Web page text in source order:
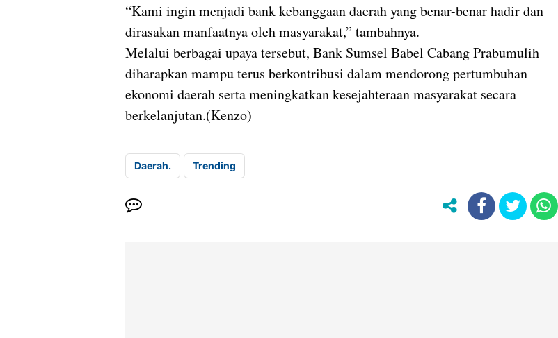
“Kami ingin menjadi bank kebanggaan daerah yang benar-benar hadir dan
dirasakan manfaatnya oleh masyarakat,” tambahnya.
Melalui berbagai upaya tersebut, Bank Sumsel Babel Cabang Prabumulih
diharapkan mampu terus berkontribusi dalam mendorong pertumbuhan
ekonomi daerah serta meningkatkan kesejahteraan masyarakat secara
berkelanjutan.(Kenzo)
Daerah. Trending